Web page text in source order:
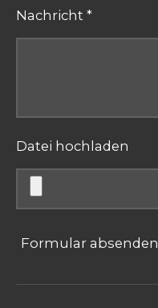
Nachricht *
Datei hochladen
Formular absenden